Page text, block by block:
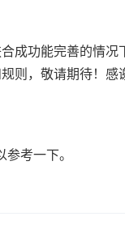
成功能完善的情况
则，敬请期待！感
考一下。